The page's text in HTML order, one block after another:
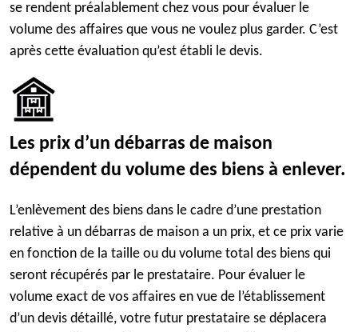
se rendent préalablement chez vous pour évaluer le
volume des affaires que vous ne voulez plus garder. C’est
après cette évaluation qu’est établi le devis.
Les prix d’un débarras de maison
dépendent du volume des biens à enlever.
L’enlèvement des biens dans le cadre d’une prestation
relative à un débarras de maison a un prix, et ce prix varie
en fonction de la taille ou du volume total des biens qui
seront récupérés par le prestataire. Pour évaluer le
volume exact de vos affaires en vue de l’établissement
d’un devis détaillé, votre futur prestataire se déplacera